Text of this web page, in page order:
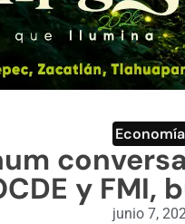
Economía
y FMI,
junio 7,